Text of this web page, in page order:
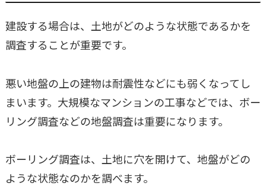
建設する場合は、土地がどのような状態であるかを
調査することが重要です。
悪い地盤の上の建物は耐震性などにも弱くなってし
まいます。大規模なマンションの工事などでは、ボー
リング調査などの地盤調査は重要になります。
ボーリング調査は、土地に穴を開けて、地盤がどの
ような状態なのかを調べます。